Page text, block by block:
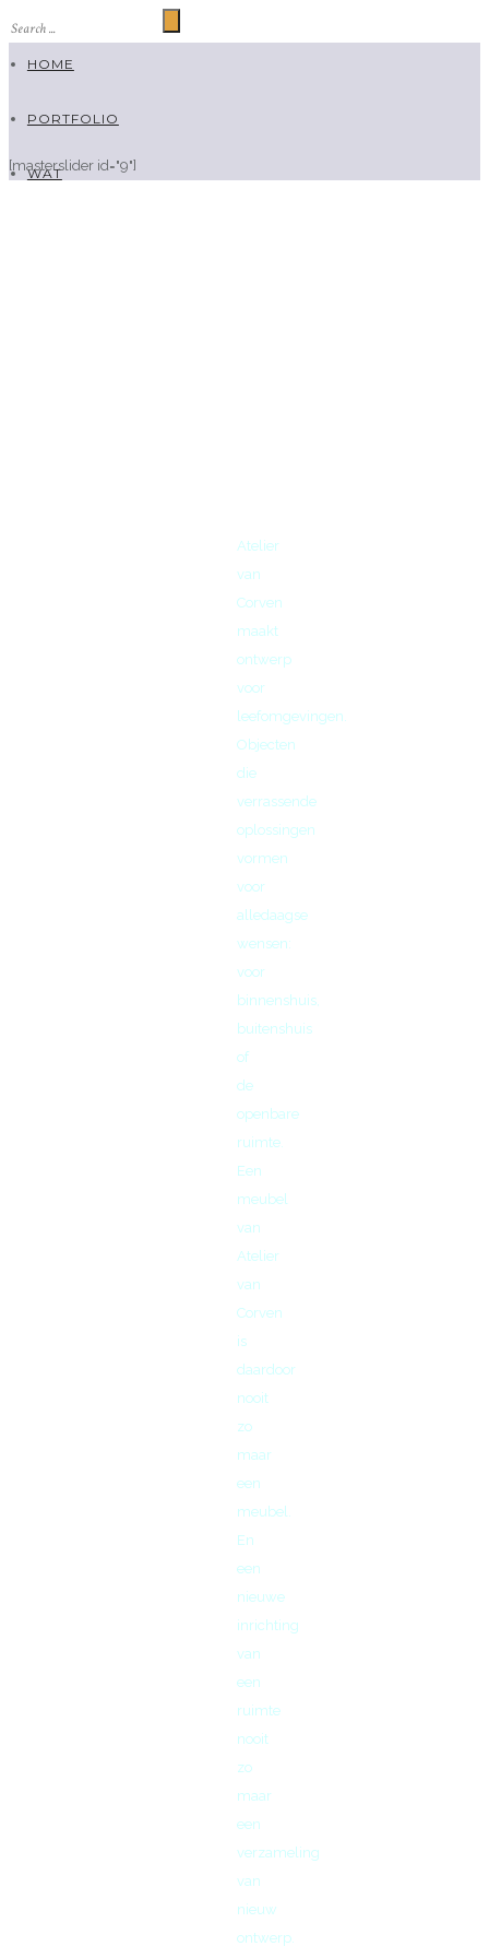
HOME
PORTFOLIO
WAT
[masterslider id="9"]
Atelier
van
Corven
maakt
ontwerp
voor
leefomgevingen.
Objecten
die
verrassende
oplossingen
vormen
voor
alledaagse
wensen:
voor
binnenshuis,
buitenshuis
of
de
openbare
ruimte.
Een
meubel
van
Atelier
van
Corven
is
daardoor
nooit
zo
maar
een
meubel.
En
een
nieuwe
inrichting
van
een
ruimte
nooit
zo
maar
een
verzameling
van
nieuw
ontwerp.